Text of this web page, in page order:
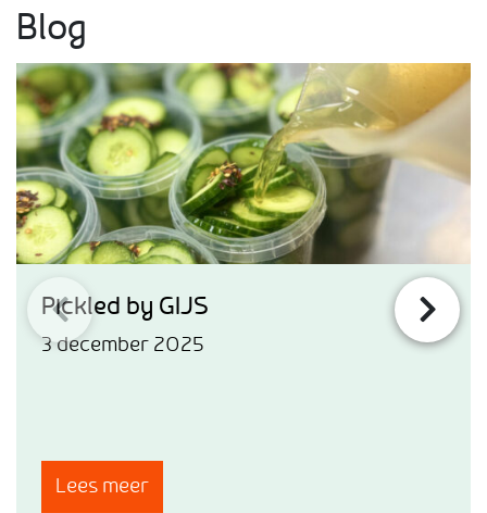
Blog
Pickled by GIJS
3 december 2025
Lees meer